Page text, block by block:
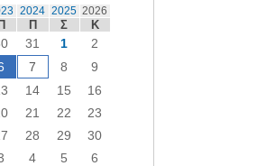
2024 2025 2026
Π Π Σ Κ
31 1
2
7 8
9
14 15
16
21 22
23
28 29
30
4 5 6